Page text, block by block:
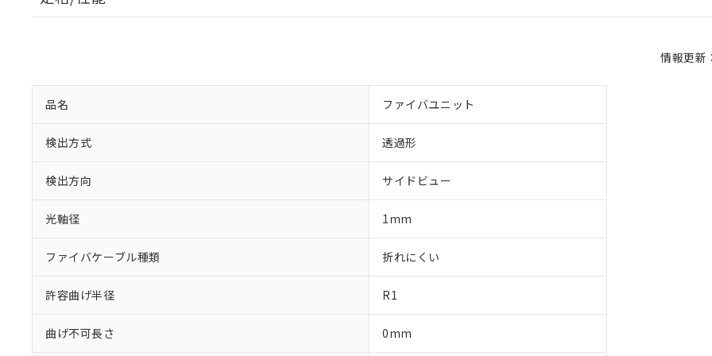
情報更
品名 ファイバユニット
検出方式 透過形
検出方向 サイドビュー
光軸径 1mm
ファイバケーブル種類 折れにくい
許容曲げ半径 R1
曲げ不可長さ 0mm
以下の条件をお読みいただき、同意のうえご利用ください。
対応予定：EU RoHS指令（10物質）の非含有に対応した製品に切り替える予定のある
対応予定なし：EU RoHS指令（10物質）の非含有に非対応の商品で、対応品を出す予
調査・確認中：EU RoHS指令（10物質）の非含有の対応状況を調査中または確認中の
非該当品：ライセンス料など無形物で、有害物質有無と関係のない商品です。
仕入先様の事情により、非含有部品としていたものが、含有品と判明した場合などや
※1 中国RoHS○×表